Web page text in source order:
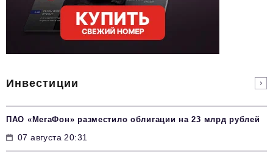
Инвестиции
ПАО «МегаФон» разместило облигации на 23 млрд рублей
07 августа 20:31